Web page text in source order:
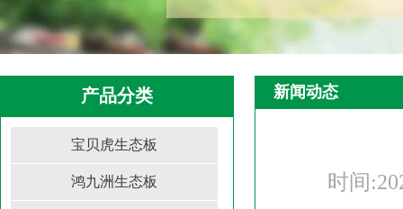
产品分类
宝贝虎生态板
鸿九洲生态板
新闻动态
时间: